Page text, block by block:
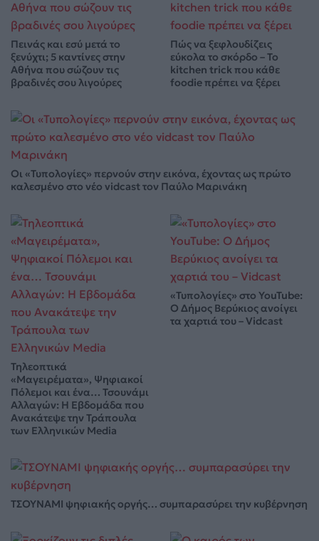
Πεινάς και εσύ μετά το
ξενύχτι; 5 καντίνες στην
Αθήνα που σώζουν τις
βραδινές σου λιγούρες
Πώς να ξεφλουδίζεις
εύκολα το σκόρδο – Το
kitchen trick που κάθε
foodie πρέπει να ξέρει
Οι «Τυπολογίες» περνούν στην εικόνα, έχοντας ως πρώτο
καλεσμένο στο νέο vidcast τον Παύλο Μαρινάκη
Τηλεοπτικά
«Μαγειρέματα», Ψηφιακοί
Πόλεμοι και ένα… Τσουνάμι
Αλλαγών: Η Εβδομάδα που
Ανακάτεψε την Τράπουλα
των Ελληνικών Media
«Τυπολογίες» στο YouTube:
Ο Δήμος Βερύκιος ανοίγει
τα χαρτιά του – Vidcast
ΤΣΟΥΝΑΜΙ ψηφιακής οργής… συμπαρασύρει την κυβέρνηση